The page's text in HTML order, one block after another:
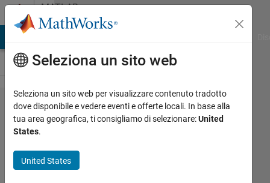
Vai al contenutoMATLAB
Answers
Maximum
number of
evaluations
Seleziona un sito web
Seleziona un sito web per visualizzare contenuto tradotto
dove disponibile e vedere eventi e offerte locali. In base alla
tua area geografica, ti consigliamo di selezionare:United
States.
United States